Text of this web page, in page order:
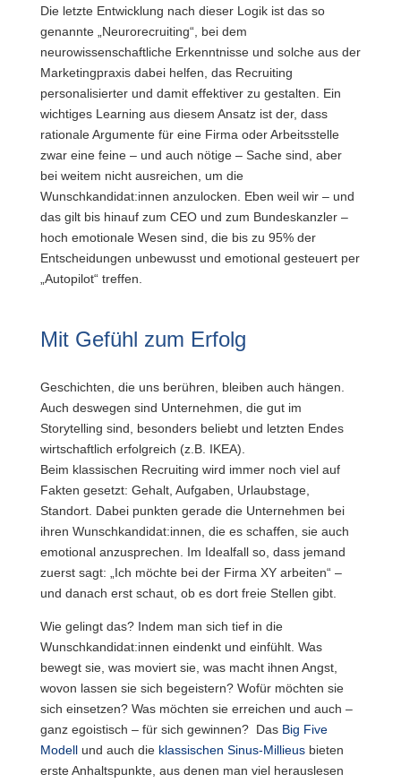
Die letzte Entwicklung nach dieser Logik ist das so
genannte „Neurorecruiting“, bei dem
neurowissenschaftliche Erkenntnisse und solche aus der
Marketingpraxis dabei helfen, das Recruiting
personalisierter und damit effektiver zu gestalten. Ein
wichtiges Learning aus diesem Ansatz ist der, dass
rationale Argumente für eine Firma oder Arbeitsstelle
zwar eine feine – und auch nötige – Sache sind, aber
bei weitem nicht ausreichen, um die
Wunschkandidat:innen anzulocken. Eben weil wir – und
das gilt bis hinauf zum CEO und zum Bundeskanzler –
hoch emotionale Wesen sind, die bis zu 95% der
Entscheidungen unbewusst und emotional gesteuert per
„Autopilot“ treffen.
Mit Gefühl zum Erfolg
Geschichten, die uns berühren, bleiben auch hängen.
Auch deswegen sind Unternehmen, die gut im
Storytelling sind, besonders beliebt und letzten Endes
wirtschaftlich erfolgreich (z.B. IKEA).
Beim klassischen Recruiting wird immer noch viel auf
Fakten gesetzt: Gehalt, Aufgaben, Urlaubstage,
Standort. Dabei punkten gerade die Unternehmen bei
ihren Wunschkandidat:innen, die es schaffen, sie auch
emotional anzusprechen. Im Idealfall so, dass jemand
zuerst sagt: „Ich möchte bei der Firma XY arbeiten“ –
und danach erst schaut, ob es dort freie Stellen gibt.
Wie gelingt das? Indem man sich tief in die
Wunschkandidat:innen eindenkt und einfühlt. Was
bewegt sie, was moviert sie, was macht ihnen Angst,
wovon lassen sie sich begeistern? Wofür möchten sie
sich einsetzen? Was möchten sie erreichen und auch –
ganz egoistisch – für sich gewinnen? Das Big Five
Modellund auch die klassischen Sinus-Millieus bieten
erste Anhaltspunkte, aus denen man viel herauslesen